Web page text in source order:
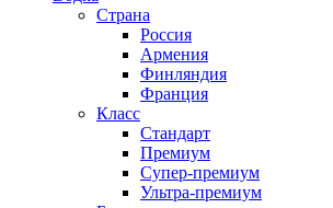
Страна
Россия
Армения
Финляндия
Франция
Класс
Стандарт
Премиум
Супер-премиум
Ультра-премиум